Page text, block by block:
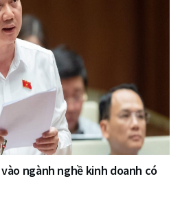
ngành nghề kinh doanh có